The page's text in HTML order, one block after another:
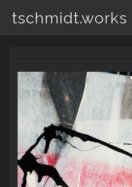
tschmidt.works
content